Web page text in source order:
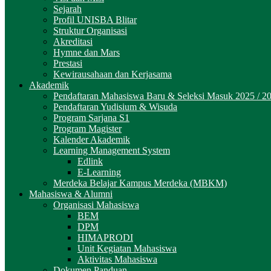
Sejarah
Profil UNISBA Blitar
Struktur Organisasi
Akreditasi
Hymne dan Mars
Prestasi
Kewirausahaan dan Kerjasama
Akademik
Pendaftaran Mahasiswa Baru & Seleksi Masuk 2025 /
Pendaftaran Yudisium & Wisuda
Program Sarjana S1
Program Magister
Kalender Akademik
Learning Management System
Edlink
E-Learning
Merdeka Belajar Kampus Merdeka (MBKM)
Mahasiswa & Alumni
Organisasi Mahasiswa
BEM
DPM
HIMAPRODI
Unit Kegiatan Mahasiswa
Aktivitas Mahasiswa